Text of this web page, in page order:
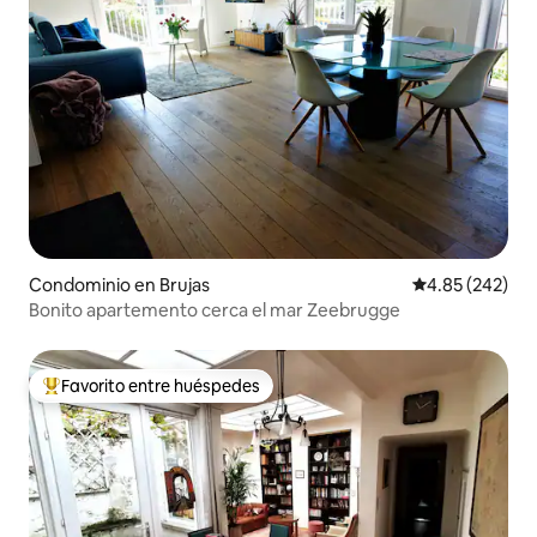
Condominio en Brujas Calificación
4.85 (242)
Bonito apartemento cerca el mar Zeebrugge
De los mejores en Favorito entre huéspedes
Favorito entre huéspedes